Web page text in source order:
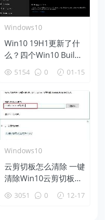
Windows10
Win10 19H1更新了什
么？四个Win10 Build
18312新特性盘点
5154 0 01-15
Windows10
云剪切板怎么清除 一键
清除Win10云剪切板方
法 3051 0 12-17